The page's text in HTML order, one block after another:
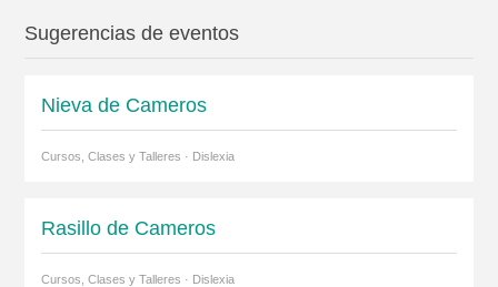
Sugerencias de eventos
Nieva de Cameros
Cursos, Clases y Talleres · Dislexia
Rasillo de Cameros
Cursos, Clases y Talleres · Dislexia